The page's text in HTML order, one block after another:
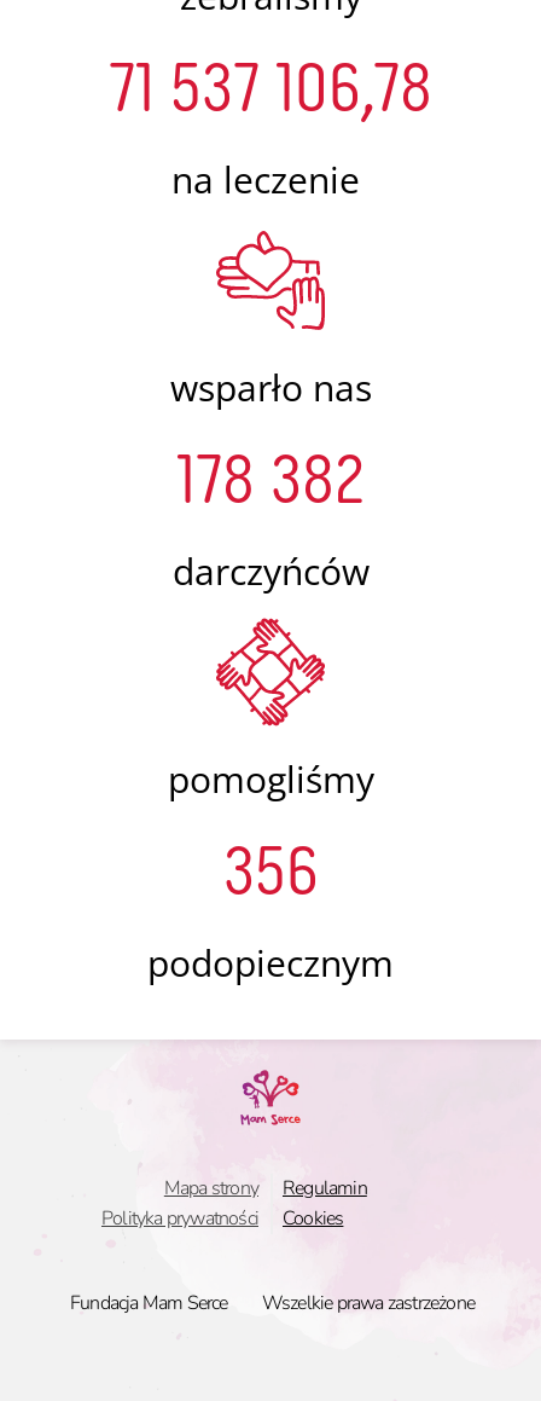
71 537 106,78
na leczenie
wsparło nas
178 382
darczyńców
pomogliśmy
356
podopiecznym
Mapa strony
Polityka prywatności
Regulamin
Cookies
Fundacja Mam Serce Wszelkie prawa zastrzeżone